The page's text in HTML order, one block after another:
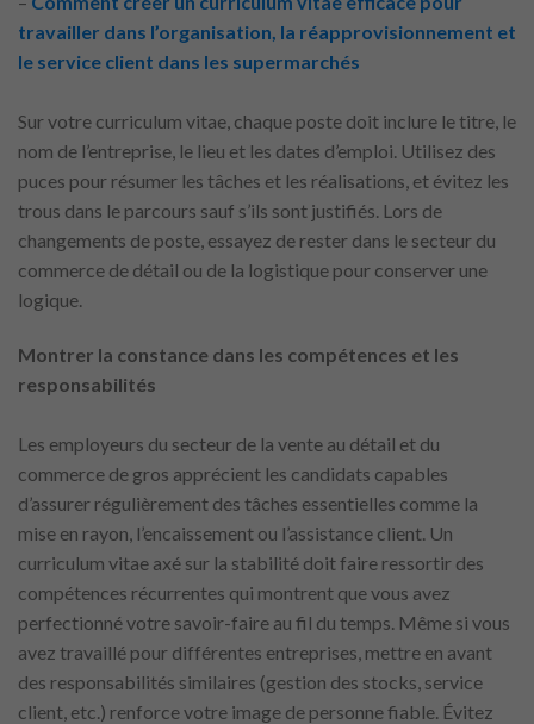
travailler dans l’organisation, la réapprovisionnement et
le service client dans les supermarchés
Sur votre curriculum vitae, chaque poste doit inclure le titre, le
nom de l’entreprise, le lieu et les dates d’emploi. Utilisez des
puces pour résumer les tâches et les réalisations, et évitez les
trous dans le parcours sauf s’ils sont justifiés. Lors de
changements de poste, essayez de rester dans le secteur du
commerce de détail ou de la logistique pour conserver une
logique.
Montrer la constance dans les compétences et les
responsabilités
Les employeurs du secteur de la vente au détail et du
commerce de gros apprécient les candidats capables
d’assurer régulièrement des tâches essentielles comme la
mise en rayon, l’encaissement ou l’assistance client. Un
curriculum vitae axé sur la stabilité doit faire ressortir des
compétences récurrentes qui montrent que vous avez
perfectionné votre savoir-faire au fil du temps. Même si vous
avez travaillé pour différentes entreprises, mettre en avant
des responsabilités similaires (gestion des stocks, service
client, etc.) renforce votre image de personne fiable. Évitez